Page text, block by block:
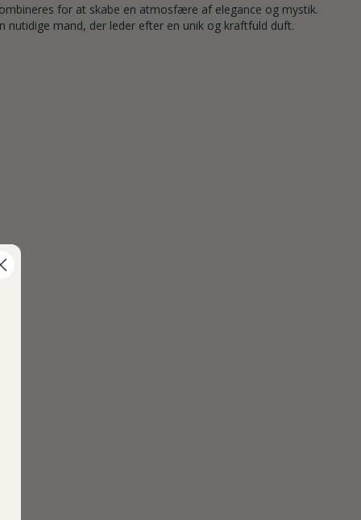
for at skabe en atmosfære af elegance og mystik.
mand, der leder efter en unik og kraftfuld duft.